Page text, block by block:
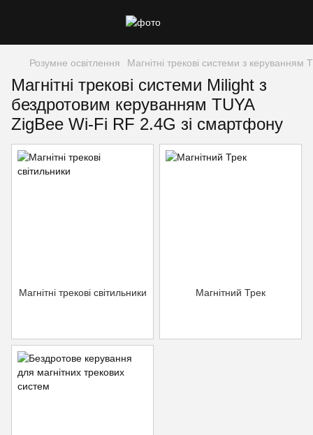
Розумне освітлення Магнітні трекові системи з
Магнітні трекові системи Milight з
бездротовим керуванням TUYA
ZigBee Wi-Fi RF 2.4G зі смартфону
Магнітні трекові світильники Магнітний Трек